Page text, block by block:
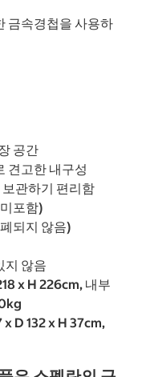
금속경첩을 사용하
공간
견고한 내구성
보관하기 편리함
포함)
되지 않음)
지 않음
x H 226cm, 내부
D 132 x H 37cm,